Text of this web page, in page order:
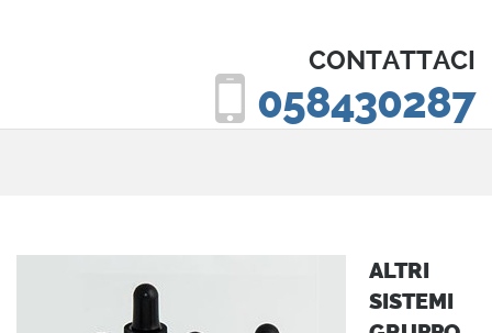
CONTATTACI
058430287
ALTRI
SISTEMI